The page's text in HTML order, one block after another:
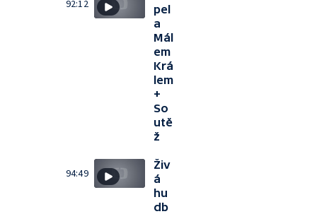
92:12
pel
a
Mál
em
Krá
lem
+
So
utě
ž
94:49
Živ
á
hu
db